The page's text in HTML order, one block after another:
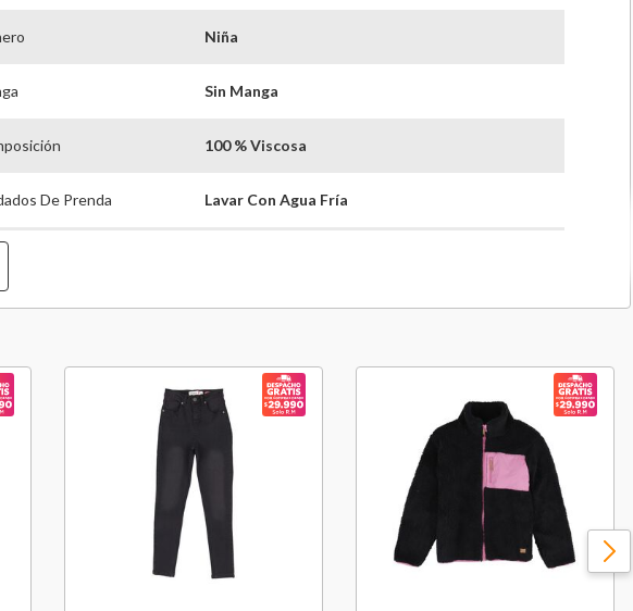
Niña
Sin Manga
100 % Viscosa
De Prenda Lavar Con Agua Fría
en China